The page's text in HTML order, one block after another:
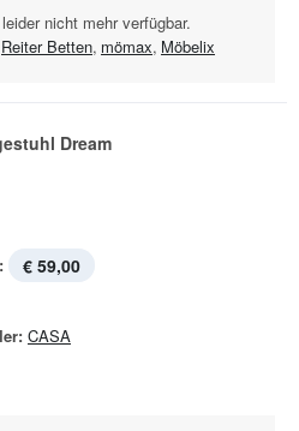
nicht mehr verfügbar.
Reiter Betten, mömax, Möbelix
Dream
€ 59,00
CASA